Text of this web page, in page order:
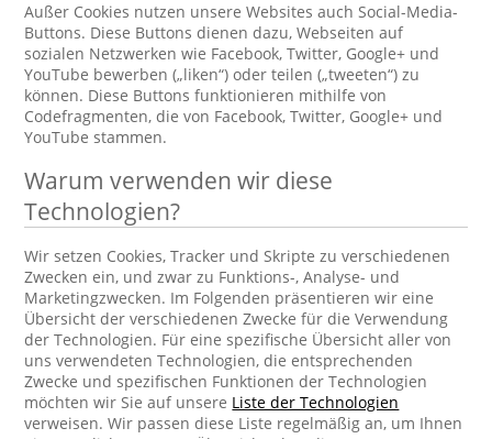
Außer Cookies nutzen unsere Websites auch Social-Media-
Buttons. Diese Buttons dienen dazu, Webseiten auf
sozialen Netzwerken wie Facebook, Twitter, Google+ und
YouTube bewerben („liken“) oder teilen („tweeten“) zu
können. Diese Buttons funktionieren mithilfe von
Codefragmenten, die von Facebook, Twitter, Google+ und
YouTube stammen.
Warum verwenden wir diese
Technologien?
Wir setzen Cookies, Tracker und Skripte zu verschiedenen
Zwecken ein, und zwar zu Funktions-, Analyse- und
Marketingzwecken. Im Folgenden präsentieren wir eine
Übersicht der verschiedenen Zwecke für die Verwendung
der Technologien. Für eine spezifische Übersicht aller von
uns verwendeten Technologien, die entsprechenden
Zwecke und spezifischen Funktionen der Technologien
möchten wir Sie auf unsere Liste der Technologien
verweisen. Wir passen diese Liste regelmäßig an, um Ihnen